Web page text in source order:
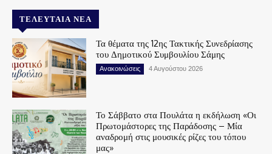
ΤΕΛΕΥΤΑΊΑ ΝΈΑ
Τα θέματα της 12ης Τακτικής Συνεδρίασης
του Δημοτικού Συμβουλίου Σάμης
Ανακοινώσεις 4 Αυγούστου 2026
Το Σάββατο στα Πουλάτα η εκδήλωση «Οι
Πρωτομάστορες της Παράδοσης – Μία
αναδρομή στις μουσικές ρίζες του τόπου
μας»